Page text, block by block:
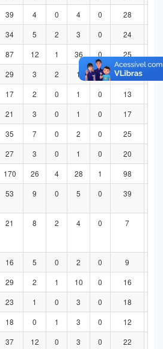
39 4 0 4 0 28
34 5 2 3 0 24
87 12 1 36 0 25
29 3 2 1 0 21
17 2 0 1 0 13
21 3 0 1 0 17
35 7 0 2 0 25
27 3 0 1 0 20
170 26 4 28 1 98
53 9 0 5 0 39
21 8 2 4 0 7
16 5 0 2 0 9
29 2 1 10 0 16
23 1 0 3 0 18
18 0 1 3 0 12
37 12 0 3 0 22